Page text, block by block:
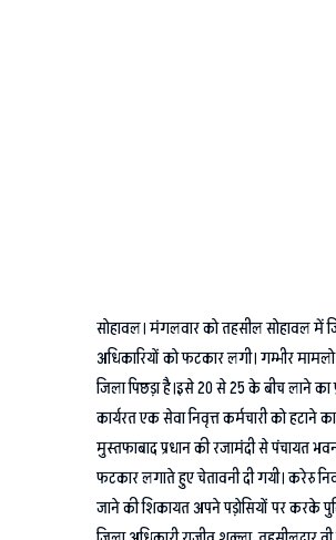
सोहावल। मंगलवार को तहसील सोहावल में
अधिकारियों को फटकार लगी। गम्भीर
जिला पिछड़ा है।इसे 20 से 25 के बीच लाने
कार्यरत एक सेवा निवृत्त कर्मचारी को हटाने
मुस्तफाबाद प्रधान की रजामंदी से पंचायत
फटकार लगाते हुए चेतावनी दी गयी। करेरु
जाने की शिकायत अपने पड़ोसियों पर करके